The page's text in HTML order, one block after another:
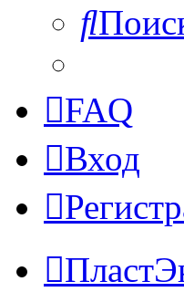
FAQ
Вход